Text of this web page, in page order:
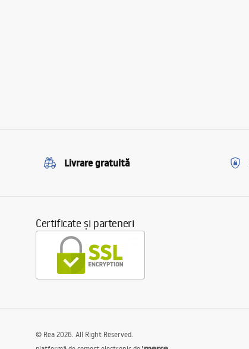
Livrare gratuită
Certificate și parteneri
© Rea 2026. All Right Reserved.